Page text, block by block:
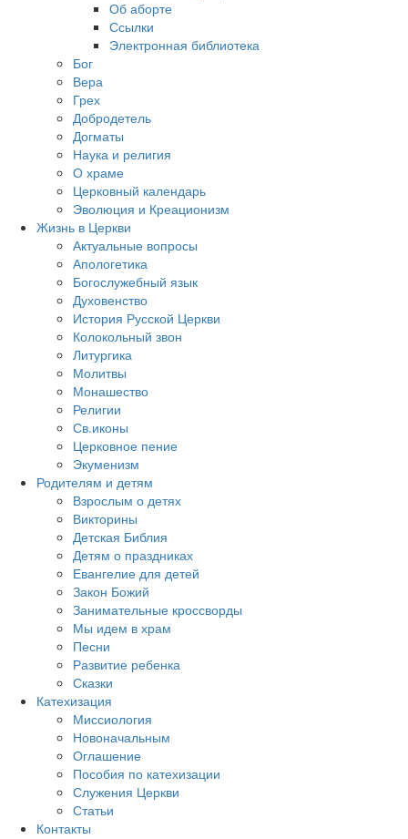
Об аборте
Ссылки
Электронная библиотека
Бог
Вера
Грех
Добродетель
Догматы
Наука и религия
О храме
Церковный календарь
Эволюция и Креационизм
Жизнь в Церкви
Актуальные вопросы
Апологетика
Богослужебный язык
Духовенство
История Русской Церкви
Колокольный звон
Литургика
Молитвы
Монашество
Религии
Св.иконы
Церковное пение
Экуменизм
Родителям и детям
Взрослым о детях
Викторины
Детская Библия
Детям о праздниках
Евангелие для детей
Закон Божий
Занимательные кроссворды
Мы идем в храм
Песни
Развитие ребенка
Сказки
Катехизация
Миссиология
Новоначальным
Оглашение
Пособия по катехизации
Служения Церкви
Статьи
Контакты